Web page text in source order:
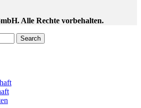
Alle Rechte vorbehalten.
Search